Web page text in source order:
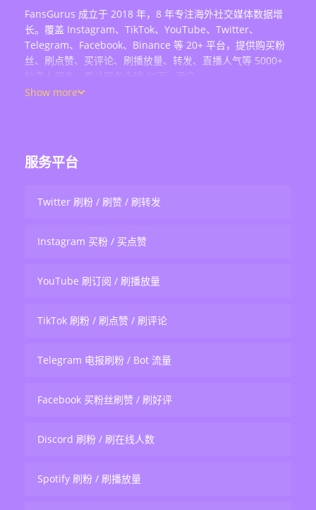
FansGurus 成立于 2018 年，8 年专注海外社交媒体数据增
长。覆盖 Instagram、TikTok、YouTube、Twitter、
Telegram、Facebook、Binance 等 20+ 平台，提供购买粉
丝、刷点赞、买评论、刷播放量、转发、直播人气等 5000+
种真人服务，累计服务全球 20万+ 用户。
Show more
服务平台
Twitter 刷粉 / 刷赞 / 刷转发
Instagram 买粉 / 买点赞
YouTube 刷订阅 / 刷播放量
TikTok 刷粉 / 刷点赞 / 刷评论
Telegram 电报刷粉 / Bot 流量
Facebook 买粉丝刷赞 / 刷好评
Discord 刷粉 / 刷在线人数
Spotify 刷粉 / 刷播放量